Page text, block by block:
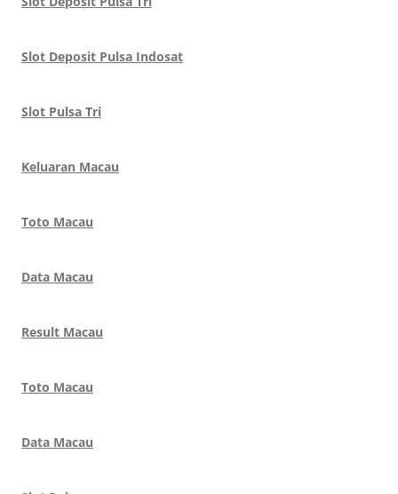
Slot Deposit Pulsa Indosat
Slot Pulsa Tri
Keluaran Macau
Toto Macau
Data Macau
Result Macau
Toto Macau
Data Macau